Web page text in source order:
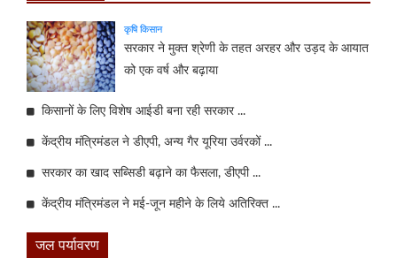
कृषि किसान
सरकार ने मुक्त श्रेणी के तहत अरहर और उड़द के आयात
को एक वर्ष और बढ़ाया
किसानों के लिए विशेष आईडी बना रही सरकार ...
केंद्रीय मंत्रिमंडल ने डीएपी, अन्य गैर यूरिया उर्वरकों ...
सरकार का खाद सब्सिडी बढ़ाने का फैसला, डीएपी ...
केंद्रीय मंत्रिमंडल ने मई-जून महीने के लिये अतिरिक्त ...
जल पर्यावरण